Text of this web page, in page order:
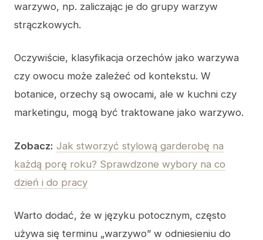
warzywo, np. zaliczając je do grupy warzyw
strączkowych.
Oczywiście, klasyfikacja orzechów jako warzywa
czy owocu może zależeć od kontekstu. W
botanice, orzechy są owocami, ale w kuchni czy
marketingu, mogą być traktowane jako warzywo.
Zobacz: Jak stworzyć stylową garderobę na
każdą porę roku? Sprawdzone wybory na co
dzień i do pracy
Warto dodać, że w języku potocznym, często
używa się terminu „warzywo” w odniesieniu do